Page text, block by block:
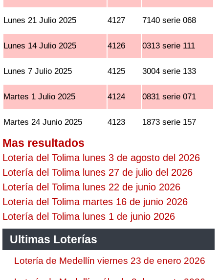
Lunes 21 Julio 2025 4127 7140 serie 068
Lunes 14 Julio 2025 4126 0313 serie 111
Lunes 7 Julio 2025 4125 3004 serie 133
Martes 1 Julio 2025 4124 0831 serie 071
Martes 24 Junio 2025 4123 1873 serie 157
Mas resultados
Lotería del Tolima lunes 3 de agosto del 2026
Lotería del Tolima lunes 27 de julio del 2026
Lotería del Tolima lunes 22 de junio 2026
Lotería del Tolima martes 16 de junio 2026
Lotería del Tolima lunes 1 de junio 2026
Ultimas Loterías
Lotería de Medellín viernes 23 de enero 2026